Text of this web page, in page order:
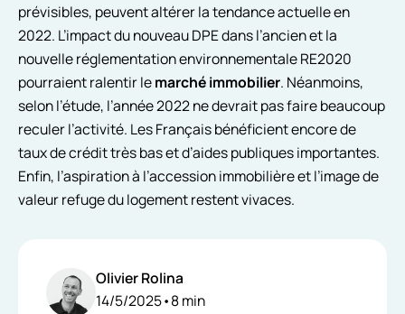
Olivier Rolina
14/5/2025•8min
prévisibles, peuvent altérer la tendance actuelle en
2022. L’impact du nouveau DPE dans l’ancien et la
nouvelle réglementation environnementale RE2020
pourraient ralentir lemarché immobilier. Néanmoins,
selon l’étude, l’année 2022 ne devrait pas faire beaucoup
reculer l’activité. Les Français bénéficient encore de
taux de crédit très bas et d’aides publiques importantes.
Enfin, l’aspiration à l’accession immobilière et l’image de
valeur refuge du logement restent vivaces.